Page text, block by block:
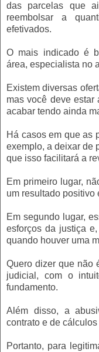
das parcelas que
reembolsar a
efetivados.
O mais indicado é
área, especialista no
Existem diversas
mas você deve estar
acabar tendo ainda
Há casos em que as
exemplo, a deixar de
que isso facilitará a
Em primeiro lugar,
um resultado positivo
Em segundo lugar,
esforços da justiça
quando houver uma
Quero dizer que não
judicial, com o
fundamento.
Além disso, a
contrato e de
Portanto, para